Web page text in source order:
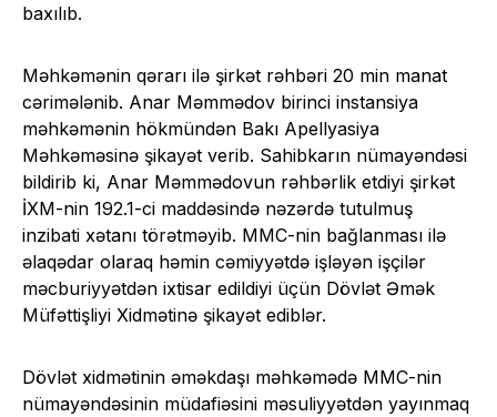
baxılıb.
Məhkəmənin qərarı ilə şirkət rəhbəri 20 min manat
cərimələnib. Anar Məmmədov birinci instansiya
məhkəmənin hökmündən Bakı Apellyasiya
Məhkəməsinə şikayət verib. Sahibkarın nümayəndəsi
bildirib ki, Anar Məmmədovun rəhbərlik etdiyi şirkət
İXM-nin 192.1-ci maddəsində nəzərdə tutulmuş
inzibati xətanı törətməyib. MMC-nin bağlanması ilə
əlaqədar olaraq həmin cəmiyyətdə işləyən işçilər
məcburiyyətdən ixtisar edildiyi üçün Dövlət Əmək
Müfəttişliyi Xidmətinə şikayət ediblər.
Dövlət xidmətinin əməkdaşı məhkəmədə MMC-nin
nümayəndəsinin müdafiəsini məsuliyyətdən yayınmaq